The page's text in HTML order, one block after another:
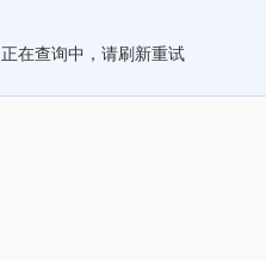
正在查询中，请刷新重试